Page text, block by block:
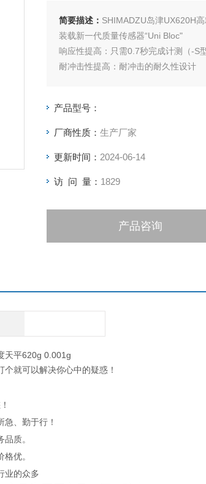
简要描述： SHIMADZU岛津UX620H
装载新一代质量传感器“Uni Bloc"
响应性提高：只需0.7秒完成计测（-S
耐冲击性提高：耐冲击的耐久性设计
产品型号：
厂商性质： 生产厂家
更新时间： 2024-06-14
访 问 量： 1829
产品咨询
天平620g 0.001g
就可以解决你心中的疑惑！
急、勤于行！
品质。
优。
业的众多